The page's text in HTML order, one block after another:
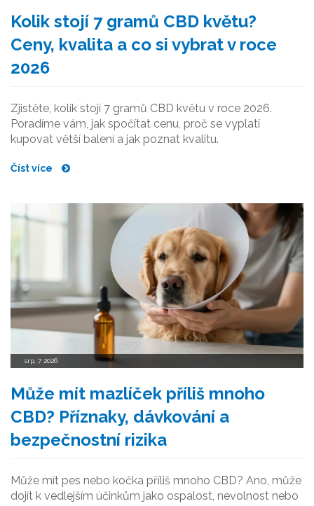
Kolik stojí 7 gramů CBD květu?
Ceny, kvalita a co si vybrat v roce
2026
Zjistěte, kolik stojí 7 gramů CBD květu v roce 2026.
Poradíme vám, jak spočítat cenu, proč se vyplatí
kupovat větší balení a jak poznat kvalitu.
Číst více
srp, 7 2026
Může mít mazlíček příliš mnoho
CBD? Příznaky, dávkování a
bezpečnostní rizika
Může mít pes nebo kočka příliš mnoho CBD? Ano, může
dojít k vedlejším účinkům jako ospalost, nevolnost nebo